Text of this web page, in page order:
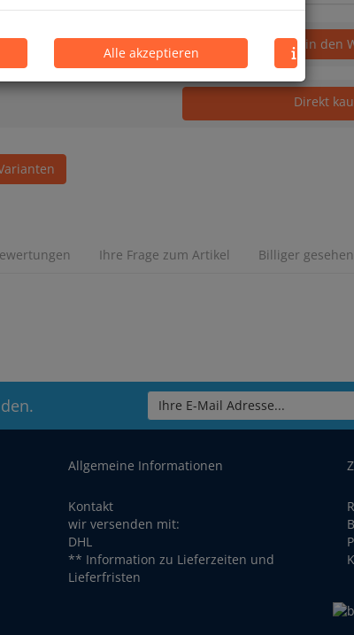
Stk. in den
Direkt
Ihre Frage zum Artikel Billiger
Ihre E-Mail Adresse...
Allgemeine Informationen
Kontakt
wir versenden mit:
DHL
** Information zu Lieferzeiten und
Lieferfristen
Alle akzeptieren